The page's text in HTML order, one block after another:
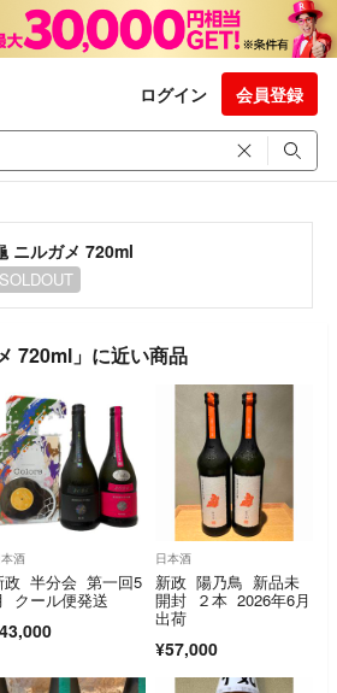
ログイン 会員登録
ニルガメ 720ml
SOLDOUT
720ml」に近い商品
酒
政 半分会 第一回5
クール便発送
日本酒
新政 陽乃鳥 新品未
開封 ２本 2026年6月
出荷
¥57,000